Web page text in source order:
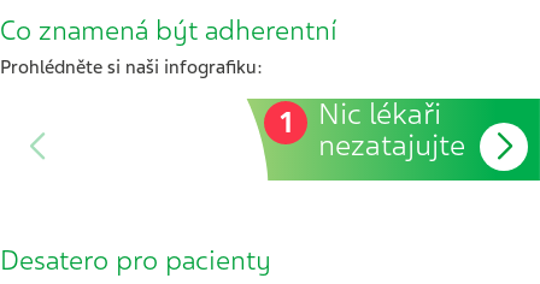
Co znamená být adherentní
Prohlédněte si naši infografiku:
1
Nic lékaři
nezatajujte
Desatero pro pacienty